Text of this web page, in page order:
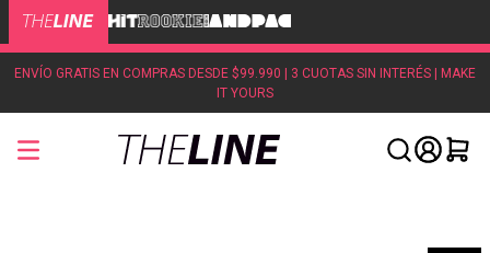
ENVÍO GRATIS EN COMPRAS DESDE $99.990 | 3 CUOTAS SIN INTERÉS | MAKE
IT YOURS